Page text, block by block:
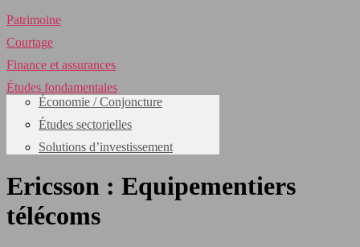
Patrimoine
Courtage
Finance et assurances
Études fondamentales
Économie / Conjoncture
Études sectorielles
Solutions d’investissement
Ericsson : Equipementiers
télécoms